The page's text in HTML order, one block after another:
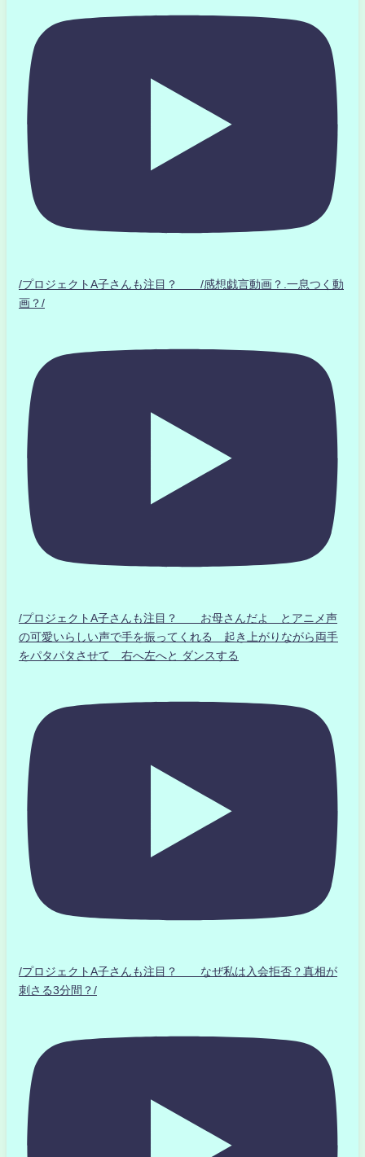
/プロジェクトA子さんも注目？ /感想戯言動画？.一息つく動
画？/
/プロジェクトA子さんも注目？ お母さんだよ とアニメ声
の可愛いらしい声で手を振ってくれる 起き上がりながら両手
をパタパタさせて 右へ左へと ダンスする
/プロジェクトA子さんも注目？ なぜ私は入会拒否？真相が
刺さる3分間？/